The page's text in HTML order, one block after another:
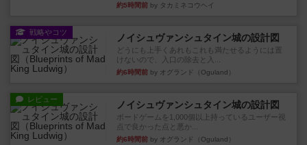
約5時間前 by タカミネコウヘイ
戦略やコツ ノイシュヴァンシュタイン城の設計図
どうにも上手くあれもこれも満たせるようには置
けないので、入口の除去と入...
約6時間前 by オグランド（Oguland）
レビュー ノイシュヴァンシュタイン城の設計図
ボードゲームを1,000個以上持っているユーザー視
点で良かった点と悪か...
約6時間前 by オグランド（Oguland）